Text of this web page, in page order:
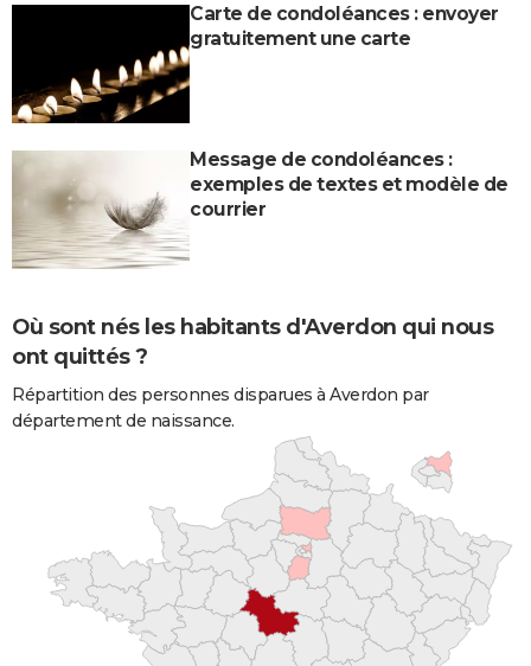
Carte de condoléances : envoyer
gratuitement une carte
Message de condoléances :
exemples de textes et modèle de
courrier
Où sont nés les habitants d'Averdon qui nous
ont quittés ?
Répartition des personnes disparues à Averdon par
département de naissance.